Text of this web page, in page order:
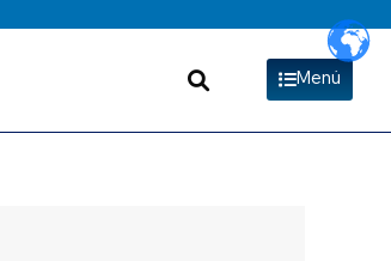
Menú